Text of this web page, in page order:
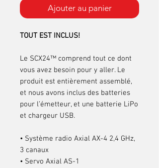
Ajouter au panier
TOUT EST INCLUS!
Le SCX24™ comprend tout ce dont
vous avez besoin pour y aller. Le
produit est entièrement assemblé,
et nous avons inclus des batteries
pour l’émetteur, et une batterie LiPo
et chargeur USB.
• Système radio Axial AX-4 2,4 GHz,
3 canaux
• Servo Axial AS-1